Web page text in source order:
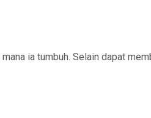
ia tumbuh. Selain dapat